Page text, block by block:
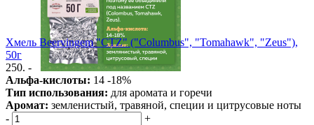
Хмель Beervingem "CTZ" ("Columbus", "Tomahawk", "Zeus"),
50г
250. -
Альфа-кислоты: 14 -18%
Тип использования: для аромата и горечи
Аромат: земленистый, травяной, специи и цитрусовые ноты
-
+